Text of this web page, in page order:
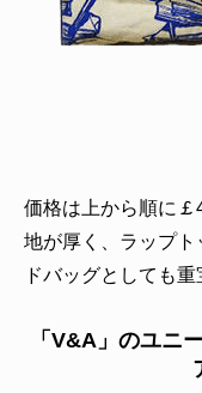
価格は上から順に
地が厚く、ラップ
ドバッグとしても重
「V&A」のユニ